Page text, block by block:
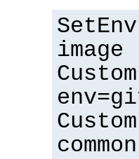
image